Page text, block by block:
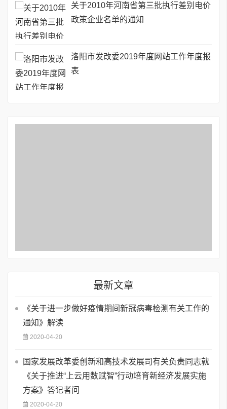
关于2010年河南省第三批执行差别电价
政策企业名单的通知
洛阳市发改委2019年度网站工作年度报
表
最新文章
《关于进一步做好疫情期间新冠病毒检测有关工作的
通知》解读
2020-04-20
国家发展改革委创新和高技术发展司有关负责同志就
《关于推进“上云用数赋智”行动培育新经济发展实施
方案》答记者问
2020-04-20